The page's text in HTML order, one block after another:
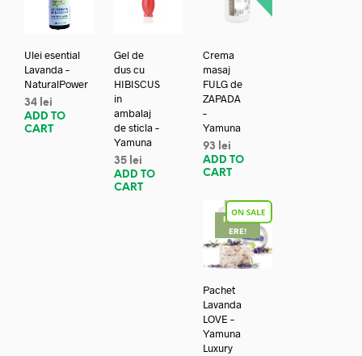
Ulei esential
Lavanda –
NaturalPower
34 lei
ADD TO
CART
Gel de
dus cu
HIBISCUS
in
ambalaj
de sticla –
Yamuna
35 lei
ADD TO
CART
Crema
masaj
FULG de
ZAPADA
–
Yamuna
93
lei
ADD TO
CART
REDUC
ERE!
Pachet
Lavanda
LOVE –
Yamuna
Luxury